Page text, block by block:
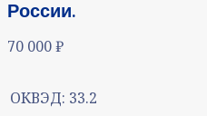
России.
70 000₽
ОКВЭД: 33.2